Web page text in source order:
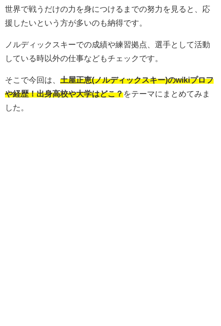
世界で戦うだけの力を身につけるまでの努力を見ると、応
援したいという方が多いのも納得です。
ノルディックスキーでの成績や練習拠点、選手として活動
している時以外の仕事などもチェックです。
そこで今回は、 土屋正恵(ノルディックスキー)のwikiプロフ
や経歴！出身高校や大学はどこ？をテーマにまとめてみま
した。